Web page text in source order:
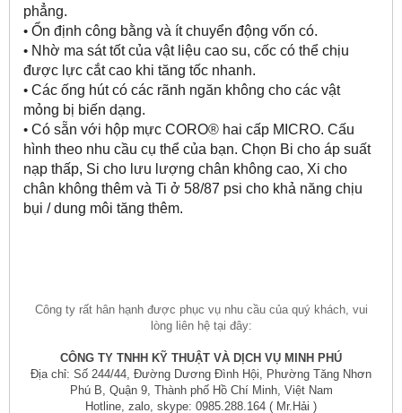
phẳng.
• Ổn định công bằng và ít chuyển động vốn có.
• Nhờ ma sát tốt của vật liệu cao su, cốc có thể chịu
được lực cắt cao khi tăng tốc nhanh.
• Các ống hút có các rãnh ngăn không cho các vật
mỏng bị biến dạng.
• Có sẵn với hộp mực CORO® hai cấp MICRO. Cấu
hình theo nhu cầu cụ thể của bạn. Chọn Bi cho áp suất
nạp thấp, Si cho lưu lượng chân không cao, Xi cho
chân không thêm và Ti ở 58/87 psi cho khả năng chịu
bụi / dung môi tăng thêm.
Công ty rất hân hạnh được phục vụ nhu cầu của quý khách, vui
lòng liên hệ tại đây:
CÔNG TY TNHH KỸ THUẬT VÀ DỊCH VỤ MINH PHÚ
Địa chỉ: Số 244/44, Đường Dương Đình Hội, Phường Tăng Nhơn
Phú B, Quận 9, Thành phố Hồ Chí Minh, Việt Nam
Hotline, zalo, skype: 0985.288.164 ( Mr.Hải )